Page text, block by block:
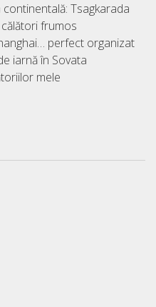
Tsagkarada
frumos
perfect organizat
iarnă în Sovata
mele